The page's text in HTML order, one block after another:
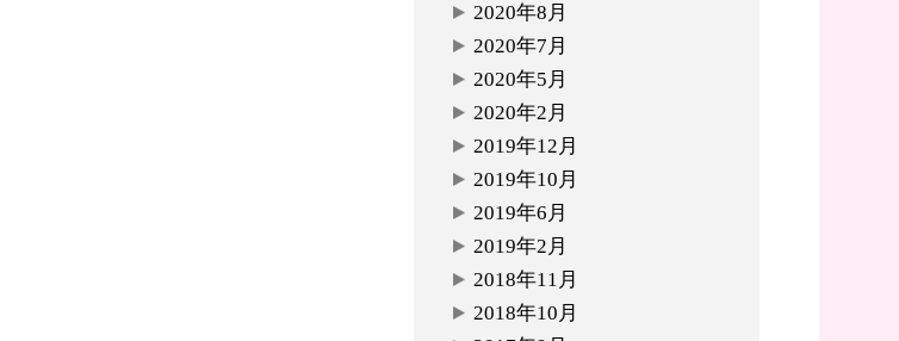
2020年8月
2020年7月
2020年5月
2020年2月
2019年12月
2019年10月
2019年6月
2019年2月
2018年11月
2018年10月